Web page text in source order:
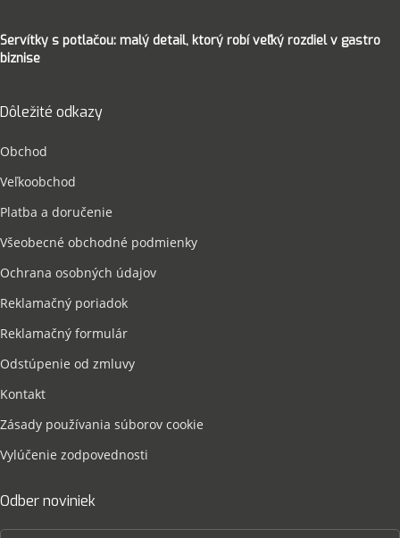
Servítky s potlačou: malý detail, ktorý robí veľký rozdiel v gastro
biznise
Dôležité odkazy
Obchod
Veľkoobchod
Platba a doručenie
Všeobecné obchodné podmienky
Ochrana osobných údajov
Reklamačný poriadok
Reklamačný formulár
Odstúpenie od zmluvy
Kontakt
Zásady používania súborov cookie
Vylúčenie zodpovednosti
Odber noviniek